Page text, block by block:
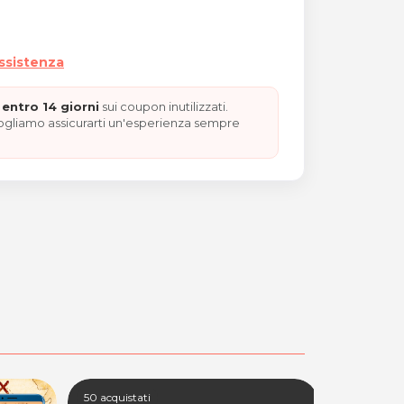
14 giorni sui coupon inutilizzati.
assicurarti un'esperienza sempre
50 acquistati